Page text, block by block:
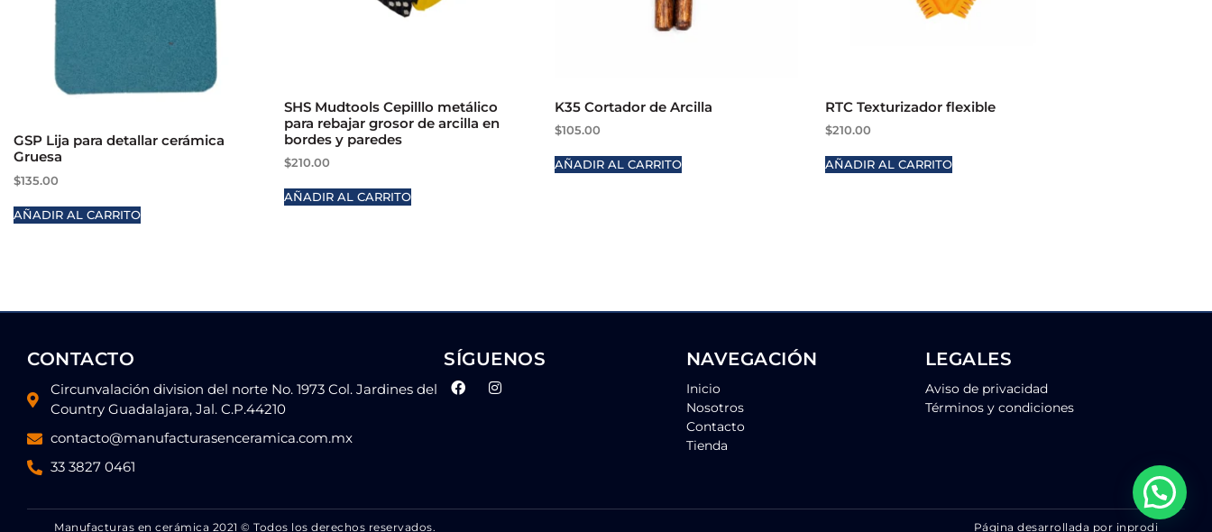
GSP Lija para detallar cerámica
Gruesa
$135.00
AÑADIR AL CARRITO
SHS Mudtools Cepilllo metálico
para rebajar grosor de arcilla en
bordes y paredes
$210.00
AÑADIR AL CARRITO
K35 Cortador de Arcilla
$105.00
AÑADIR AL CARRITO
RTC Texturizador flexible
$210.00
AÑADIR AL CARRITO
CONTACTO
Circunvalación division del norte No. 1973 Col. Jardines del
Country Guadalajara, Jal. C.P.44210
contacto@manufacturasenceramica.com.mx
33 3827 0461
SÍGUENOS NAVEGACIÓN
Inicio
Nosotros
Contacto
Tienda
LEGALES
Aviso de privacidad
Términos y condiciones
Manufacturas en cerámica 2021 © Todos los derechos reservados. Página desarrollada por inprodi